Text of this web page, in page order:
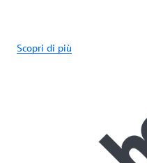
Scopri di più